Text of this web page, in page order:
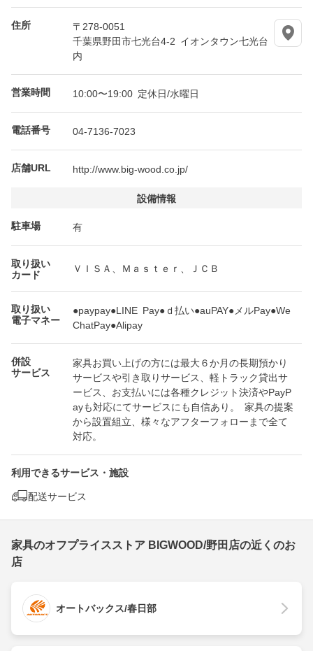
住所
〒278-0051
千葉県野田市七光台4-2 イオンタウン七光台
内
営業時間 10:00〜19:00 定休日/水曜日
電話番号 04-7136-7023
店舗URL http://www.big-wood.co.jp/
設備情報
駐車場 有
取り扱い
カード
ＶＩＳＡ、Ｍａｓｔｅｒ、ＪＣＢ
取り扱い
電子マネー
●paypay●LINE Pay●ｄ払い●auPAY●メルPay●We
ChatPay●Alipay
併設
サービス
家具お買い上げの方には最大６か月の長期預かり
サービスや引き取りサービス、軽トラック貸出サ
ービス、お支払いには各種クレジット決済やPayP
ayも対応にてサービスにも自信あり。 家具の提案
から設置組立、様々なアフターフォローまで全て
対応。
利用できるサービス・施設
配送サービス
家具のオフプライスストア BIGWOOD/野田店の近くのお
店
オートバックス/春日部